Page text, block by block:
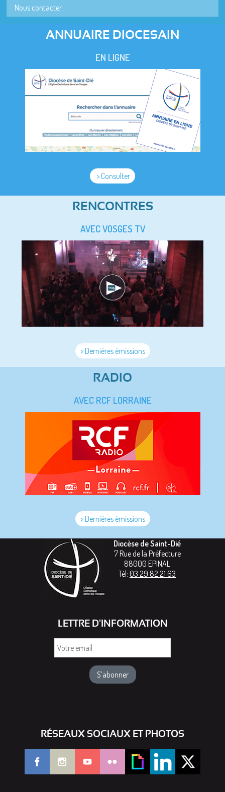
Nous contacter
ANNUAIRE DIOCESAIN
EN LIGNE
> Consulter
RENCONTRES
AVEC VOSGES TV
> Dernières émissions
RADIO
AVEC RCF LORRAINE
> Dernières émissions
Diocèse de Saint-Dié
7 Rue de la Préfecture
88000 EPINAL
Tél: 03 29 82 21 63
LETTRE D'INFORMATION
RÉSEAUX SOCIAUX ET PHOTOS